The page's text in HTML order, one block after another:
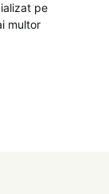
pe
multor